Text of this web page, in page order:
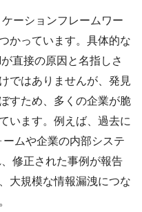
ーションフレームワー
かっています。具体的な
直接の原因と名指しさ
ではありませんが、発見
すため、多くの企業が脆
います。例えば、過去に
ムや企業の内部システ
修正された事例が報告
大規模な情報漏洩につな